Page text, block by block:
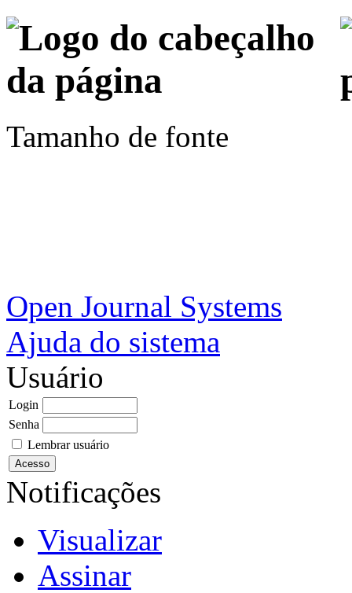
Tamanho de fonte
Open Journal Systems
Ajuda do sistema
Usuário
Login
Senha
Lembrar usuário
Notificações
Visualizar
Assinar